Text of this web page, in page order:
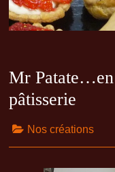
Mr
pâtisserie
Nos créations